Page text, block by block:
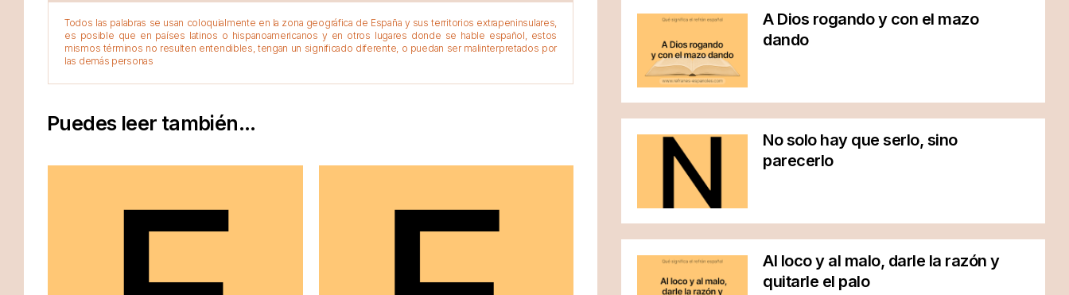
Todos las palabras se usan coloquialmente en la zona geográfica de España y sus territorios extrapeninsulares,
es posible que en países latinos o hispanoamericanos y en otros lugares donde se hable español, estos
mismos términos no resulten entendibles, tengan un significado diferente, o puedan ser malinterpretados por
las demás personas
Puedes leer también...
A Dios rogando y con el mazo
dando
No solo hay que serlo, sino
parecerlo
Al loco y al malo, darle la razón y
quitarle el palo